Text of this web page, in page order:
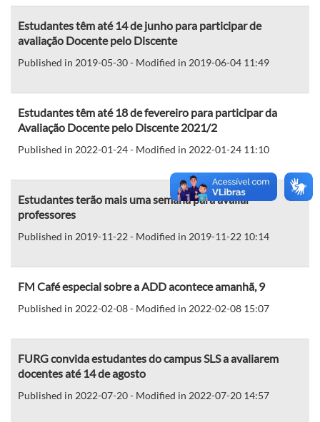
Estudantes têm até 14 de junho para participar de
avaliação Docente pelo Discente
Published in 2019-05-30 - Modified in 2019-06-04 11:49
Estudantes têm até 18 de fevereiro para participar da
Avaliação Docente pelo Discente 2021/2
Published in 2022-01-24 - Modified in 2022-01-24 11:10
Estudantes terão mais uma semana para avaliar
professores
Published in 2019-11-22 - Modified in 2019-11-22 10:14
FM Café especial sobre a ADD acontece amanhã, 9
Published in 2022-02-08 - Modified in 2022-02-08 15:07
FURG convida estudantes do campus SLS a avaliarem
docentes até 14 de agosto
Published in 2022-07-20 - Modified in 2022-07-20 14:57